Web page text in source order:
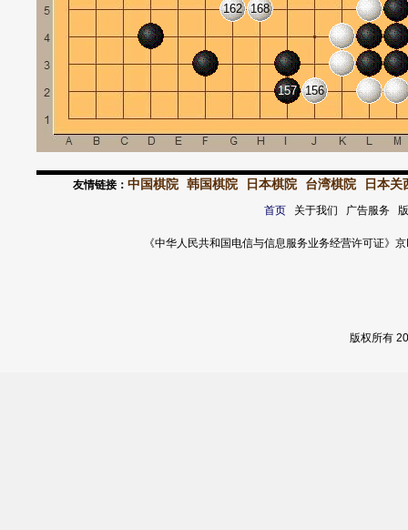
156
157
162 168
友情链接： 中国棋院 韩国棋院 日本棋院 台湾棋院 日本关
首页关于我们 广告服务
《中华人民共和国电信与信息服务业务经营许可证
版权所有